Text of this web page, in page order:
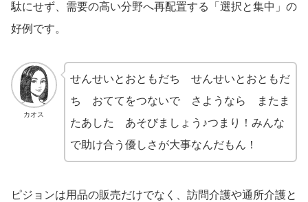
駄にせず、需要の高い分野へ再配置する「選択と集中」の
好例です。
カオス
せんせいとおともだち せんせいとおともだ
ち おててをつないで さようなら またま
たあした あそびましょう♪つまり！みんな
で助け合う優しさが大事なんだもん！
ピジョンは用品の販売だけでなく、訪問介護や通所介護と